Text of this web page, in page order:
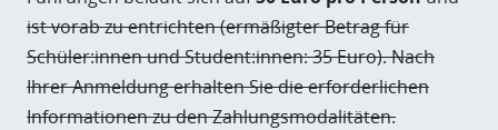
ist vorab zu entrichten (ermäßigter Betrag für
Schüler:innen und Student:innen: 35 Euro). Nach
Ihrer Anmeldung erhalten Sie die erforderlichen
Informationen zu den Zahlungsmodalitäten.